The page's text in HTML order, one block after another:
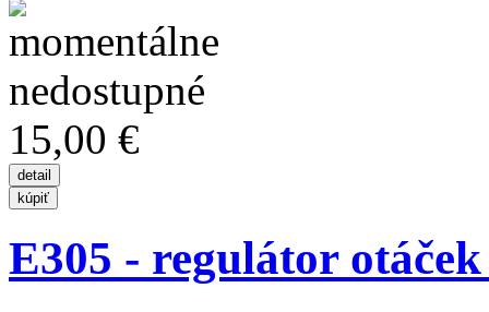
15,00 €
E305 - regulátor